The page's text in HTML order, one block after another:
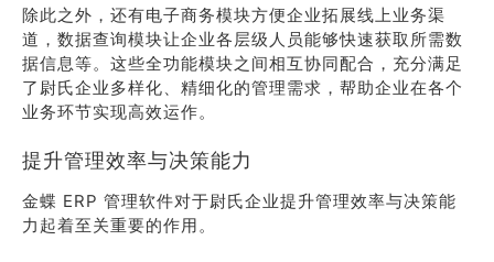
除此之外，还有电子商务模块方便企业拓展线上业务渠
道，数据查询模块让企业各层级人员能够快速获取所需数
据信息等。这些全功能模块之间相互协同配合，充分满足
了尉氏企业多样化、精细化的管理需求，帮助企业在各个
业务环节实现高效运作。
提升管理效率与决策能力
金蝶 ERP 管理软件对于尉氏企业提升管理效率与决策能
力起着至关重要的作用。